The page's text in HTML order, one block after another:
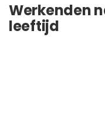
Werkenden
leeftijd